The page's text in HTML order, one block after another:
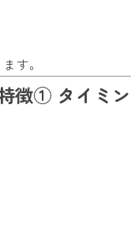
す。
徴① タイミ